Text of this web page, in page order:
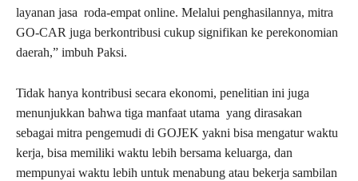
layanan jasa roda-empat online. Melalui penghasilannya, mitra
GO-CAR juga berkontribusi cukup signifikan ke perekonomian
daerah,” imbuh Paksi.
Tidak hanya kontribusi secara ekonomi, penelitian ini juga
menunjukkan bahwa tiga manfaat utama yang dirasakan
sebagai mitra pengemudi di GOJEK yakni bisa mengatur waktu
kerja, bisa memiliki waktu lebih bersama keluarga, dan
mempunyai waktu lebih untuk menabung atau bekerja sambilan